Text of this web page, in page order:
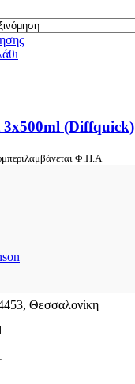
(Diffquick)
Φ.Π.Α
Θεσσαλονίκη